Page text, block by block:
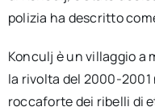
polizia ha descritto
Konculj è un villaggio a
la rivolta del 2000-2001
roccaforte dei ribelli di